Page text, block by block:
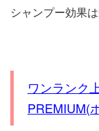
シャンプー効果
ワンランク
PREMIUM(